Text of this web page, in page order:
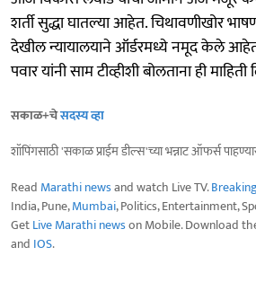
शर्ती सुद्धा घातल्या आहेत. चिथावणीखोर
देखील न्यायालयाने ऑर्डरमध्ये नमूद केले
पवार यांनी साम टीव्हीशी बोलताना ही माहिती
सकाळ+चेसदस्य व्हा
शॉपिंगसाठी 'सकाळ प्राईम डील्स'च्या भन्नाट ऑफर्स
Read Marathi newsand watch Live TV.
India, Pune,Mumbai, Politics, Entertainment,
GetLive Marathi newson Mobile. Download
and IOS.